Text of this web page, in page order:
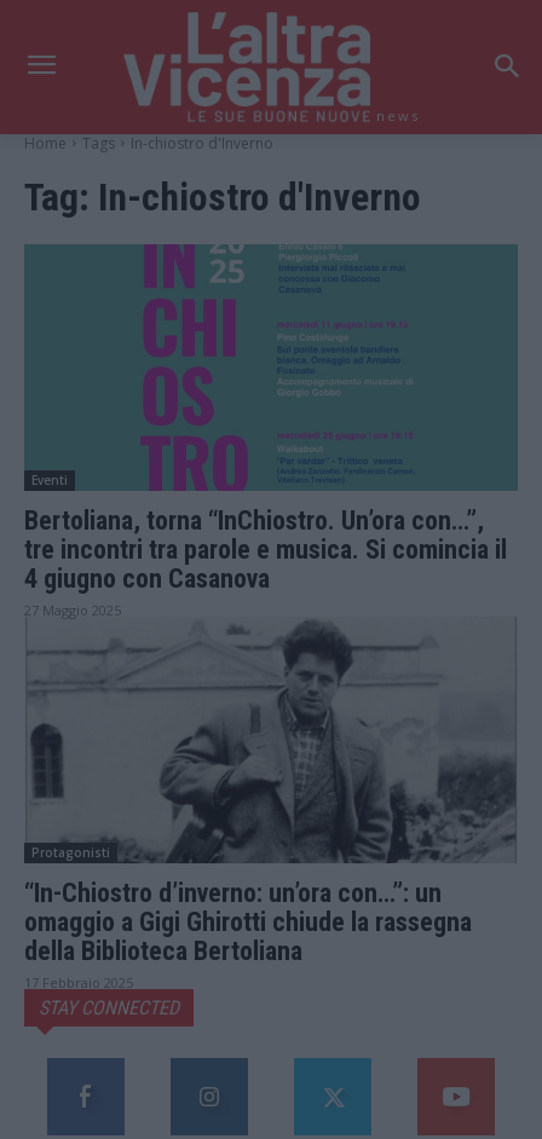
news
Home Tags In-chiostro d'Inverno
Tag: In-chiostro d'Inverno
Eventi
Bertoliana, torna “InChiostro. Un’ora con…”,
tre incontri tra parole e musica. Si comincia il
4 giugno con Casanova
27 Maggio 2025
Protagonisti
“In-Chiostro d’inverno: un’ora con…”: un
omaggio a Gigi Ghirotti chiude la rassegna
della Biblioteca Bertoliana
17 Febbraio 2025
STAY CONNECTED